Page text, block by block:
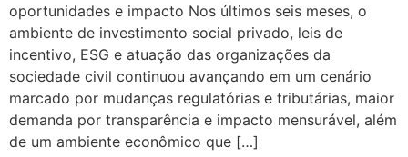
oportunidades e impacto Nos últimos seis meses, o
ambiente de investimento social privado, leis de
incentivo, ESG e atuação das organizações da
sociedade civil continuou avançando em um cenário
marcado por mudanças regulatórias e tributárias, maior
demanda por transparência e impacto mensurável, além
de um ambiente econômico que […]